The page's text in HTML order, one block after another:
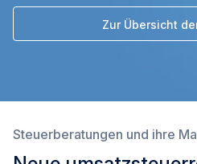
Zur Übersicht
Steuerberatungen und ihre